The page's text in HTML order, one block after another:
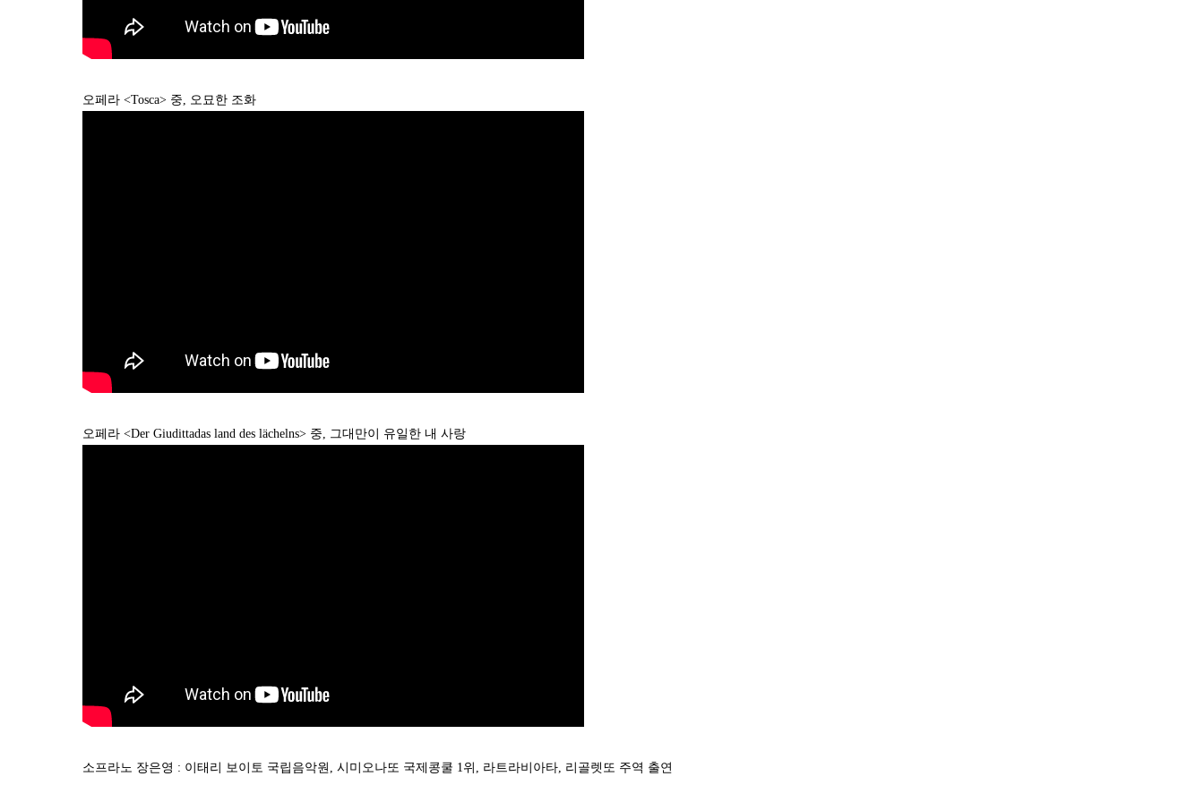
오페라 <Tosca> 중, 오묘한 조화
오페라 <Der Giudittadas land des lächelns> 중, 그대만이 유일한 내 사랑
소프라노 장은영 : 이태리 보이토 국립음악원, 시미오나또 국제콩쿨 1위, 라트라비아타, 리골렛또 주역 출연